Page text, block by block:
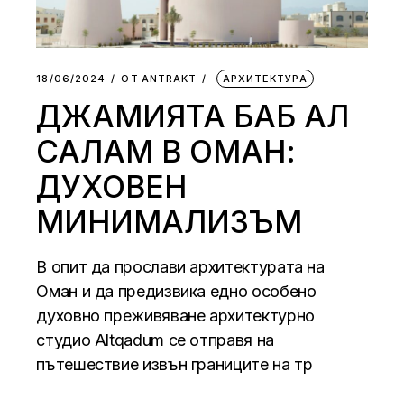
18/06/2024 ОТ АNTRAKT АРХИТЕКТУРА
ДЖАМИЯТА БАБ АЛ
САЛАМ В ОМАН:
ДУХОВЕН
МИНИМАЛИЗЪМ
В опит да прослави архитектурата на
Оман и да предизвика едно особено
духовно преживяване архитектурно
студио Altqadum се отправя на
пътешествие извън границите на тр